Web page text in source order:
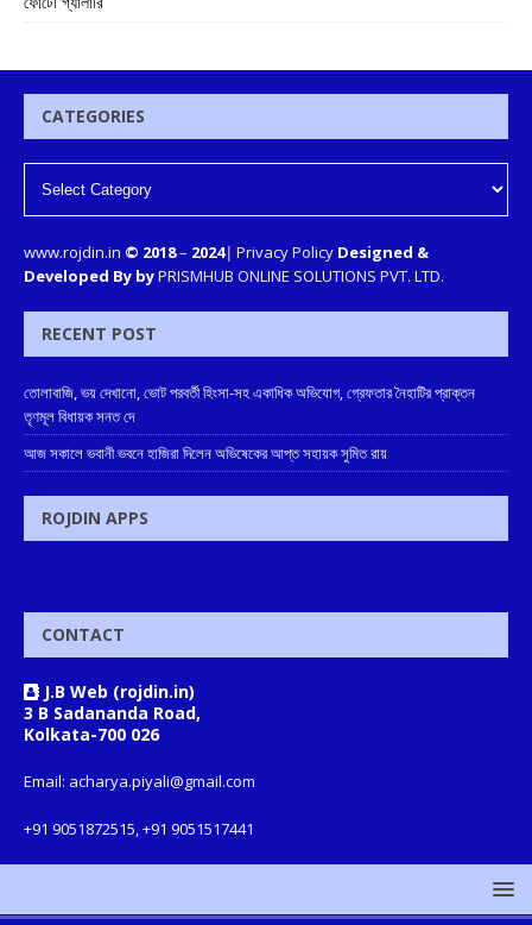
CATEGORIES
www.rojdin.in © 2018– 2024| Privacy Policy Designed &
Developed By byPRISMHUB ONLINE SOLUTIONS PVT. LTD.
RECENT POST
তোলাবাজি, ভয় দেখানো, ভোট পরবর্তী হিংসা-সহ একাধিক অভিযোগ, গ্রেফতার নৈহাটির প্রাক্তন
তৃণমূল বিধায়ক সনত দে
আজ সকালে ভবানী ভবনে হাজিরা দিলেন অভিষেকের আপ্ত সহায়ক সুমিত রায়
ROJDIN APPS
CONTACT
J.B Web (rojdin.in)
3 B Sadananda Road,
Kolkata-700 026
Email: acharya.piyali@gmail.com
+91 9051872515, +91 9051517441